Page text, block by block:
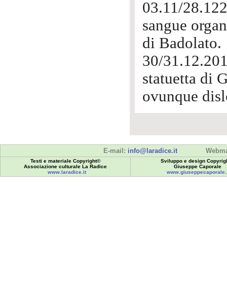
03.11/
sangue
di Badolato.
30/
statuetta di
ovunque
E-mail: info@laradice.it
Testi e materiale Copyright©
Associazione culturale La Radice
www.laradice.it
Sviluppo e design
Giuseppe Caporale